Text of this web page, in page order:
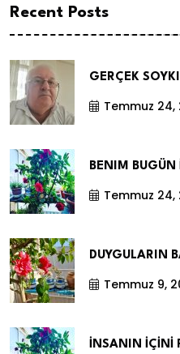
Recent Posts
GERÇEK
Temmuz 24,
BENIM
Temmuz 24,
DUYGULARIN
Temmuz 9,
İNSANIN İÇİNİ